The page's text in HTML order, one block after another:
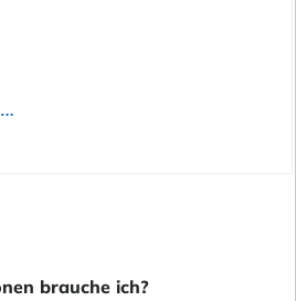
Reifen Satz MICHELIN PILOT POWER 2CT 180/55 ZR17 73W + 120/70 ZR17 58W Motorradreifen Set
brauche ich?